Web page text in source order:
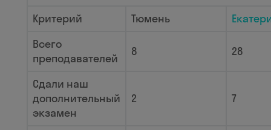
Критерий
Тюмень
Всего
преподавателей
8 28
Сдали наш
дополнительный
экзамен
2 7